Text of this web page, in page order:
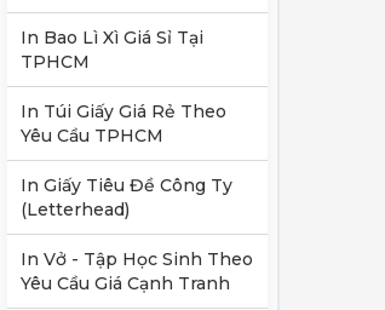
In Bao Lì Xì Giá Sỉ Tại
TPHCM
In Túi Giấy Giá Rẻ Theo
Yêu Cầu TPHCM
In Giấy Tiêu Đề Công Ty
(Letterhead)
In Vở - Tập Học Sinh Theo
Yêu Cầu Giá Cạnh Tranh